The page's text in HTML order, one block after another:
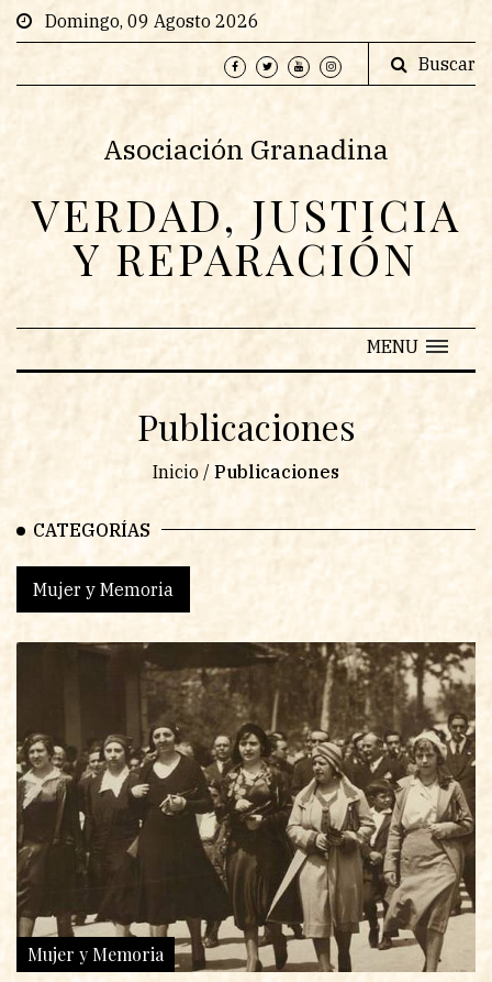
Domingo, 09 Agosto 2026
Buscar
Asociación Granadina
VERDAD, JUSTICIA
Y REPARACIÓN
MENU
Publicaciones
Inicio / Publicaciones
CATEGORÍAS
Mujer y Memoria
Mujer y Memoria